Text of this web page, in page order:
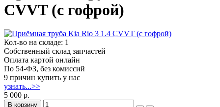
CVVT (с гофрой)
Кол-во на складе: 1
Собственный склад запчастей
Оплата картой онлайн
По 54-ФЗ, без комиссий
9 причин купить у нас
узнать...>>
5 000 р.
В корзину